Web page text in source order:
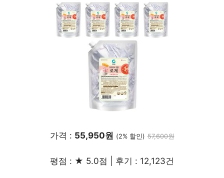
가격 : 55,950원 (2% 할인) 57,600원
평점 : ★ 5.0점 | 후기 : 12,123건